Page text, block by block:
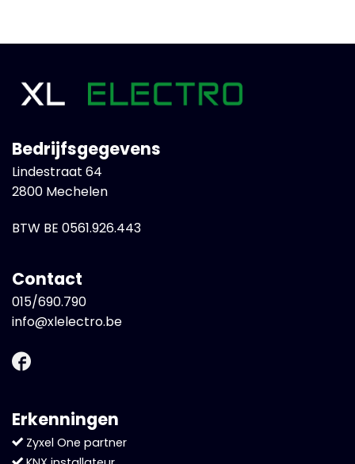
Bedrijfsgegevens
Lindestraat 64
2800 Mechelen
BTW BE 0561.926.443
Contact
015/690.790
info@xlelectro.be
Erkenningen
Zyxel One partner